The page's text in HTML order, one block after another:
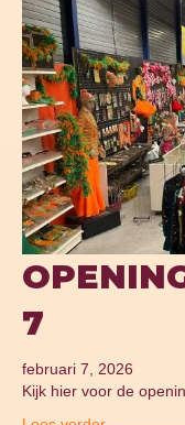
7
februari 7, 2026
Kijk hier voor de